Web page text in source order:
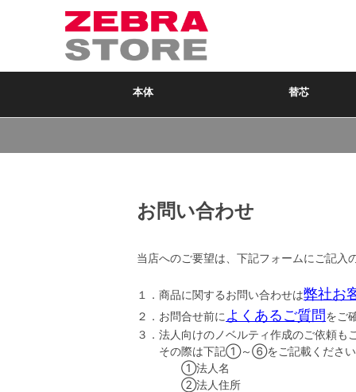
本体 替芯
お問い合わせ
当店へのご要望は、下記フォームにご記入
１．商品に関するお問い合わせは弊社お
２．お問合せ前に よくあるご質問をご
３．法人向けのノベルティ作成のご依頼も
その際は下記①～⑥をご記載ください
①法人名
②法人住所